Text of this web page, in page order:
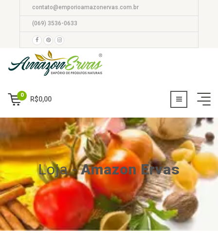
contato@emporioamazonervas.com.br
(069) 3536-0633
0
R$0,00
Loja -Amazon Ervas